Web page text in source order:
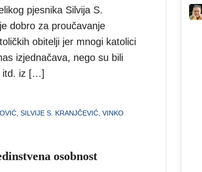
pjesnika Silvija S.
dobro za proučavanje
obitelji jer mnogi katolici
izjednačava, nego su bili
itd. iz […]
SILVIJE S. KRANJČEVIĆ VINKO
osobnost